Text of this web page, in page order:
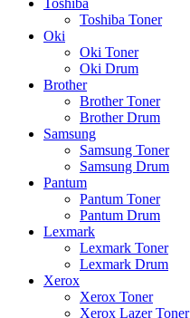
Toshiba Toner
Oki
Oki Toner
Oki Drum
Brother
Brother Toner
Brother Drum
Samsung
Samsung Toner
Samsung Drum
Pantum
Pantum Toner
Pantum Drum
Lexmark
Lexmark Toner
Lexmark Drum
Xerox
Xerox Toner
Xerox Lazer Toner